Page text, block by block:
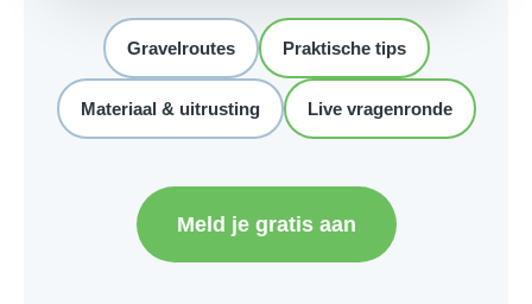
Gravelroutes Praktische tips
Materiaal & uitrusting Live vragenronde
Meld je gratis aan